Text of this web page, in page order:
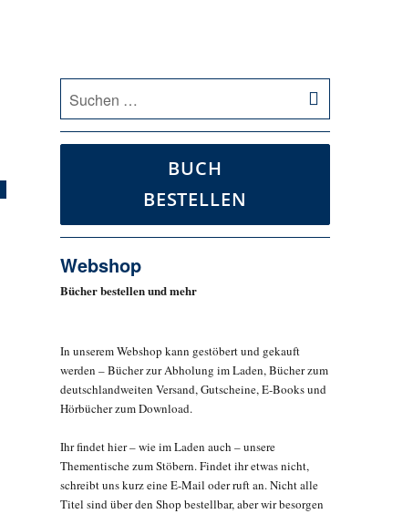
nach:
BUCH
BESTELLEN
Webshop
Bücher bestellen und mehr
In unserem Webshop kann gestöbert und gekauft
werden – Bücher zur Abholung im Laden, Bücher zum
deutschlandweiten Versand, Gutscheine, E-Books und
Hörbücher zum Download.
Ihr findet hier – wie im Laden auch – unsere
Thementische zum Stöbern. Findet ihr etwas nicht,
schreibt uns kurz eine E-Mail oder ruft an. Nicht alle
Titel sind über den Shop bestellbar, aber wir besorgen